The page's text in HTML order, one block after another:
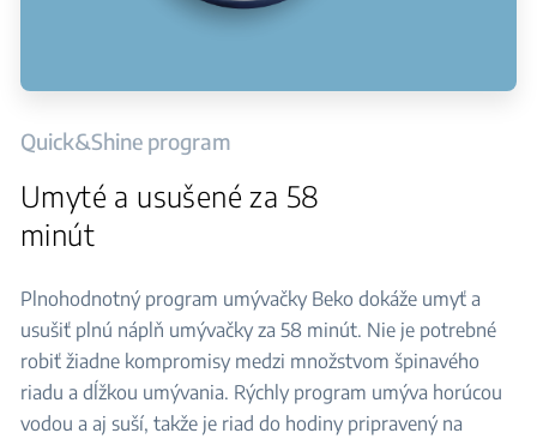
Quick&Shine program
Umyté a usušené za 58
minút
Plnohodnotný program umývačky Beko dokáže umyť a
usušiť plnú náplň umývačky za 58 minút. Nie je potrebné
robiť žiadne kompromisy medzi množstvom špinavého
riadu a dĺžkou umývania. Rýchly program umýva horúcou
vodou a aj suší, takže je riad do hodiny pripravený na